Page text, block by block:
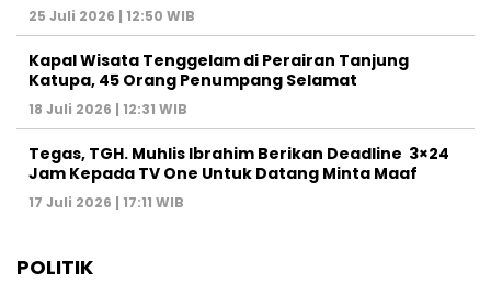
25 Juli 2026 | 12:50 WIB
Kapal Wisata Tenggelam di Perairan Tanjung
Katupa, 45 Orang Penumpang Selamat
18 Juli 2026 | 12:31 WIB
Tegas, TGH. Muhlis Ibrahim Berikan Deadline 3×24
Jam Kepada TV One Untuk Datang Minta Maaf
17 Juli 2026 | 17:11 WIB
POLITIK